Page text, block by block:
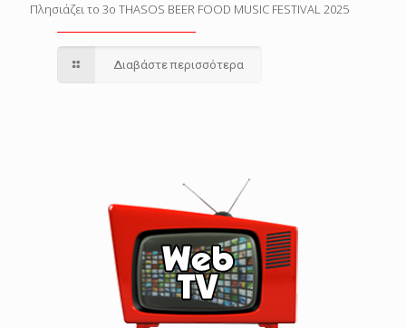
Πλησιάζει το 3o THASOS BEER FOOD MUSIC FESTIVAL 2025
Διαβάστε περισσότερα